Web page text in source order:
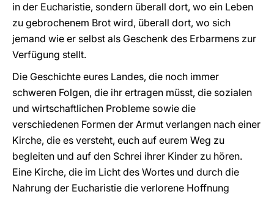
in der Eucharistie, sondern überall dort, wo ein Leben
zu gebrochenem Brot wird, überall dort, wo sich
jemand wie er selbst als Geschenk des Erbarmens zur
Verfügung stellt.
Die Geschichte eures Landes, die noch immer
schweren Folgen, die ihr ertragen müsst, die sozialen
und wirtschaftlichen Probleme sowie die
verschiedenen Formen der Armut verlangen nach einer
Kirche, die es versteht, euch auf eurem Weg zu
begleiten und auf den Schrei ihrer Kinder zu hören.
Eine Kirche, die im Licht des Wortes und durch die
Nahrung der Eucharistie die verlorene Hoffnung